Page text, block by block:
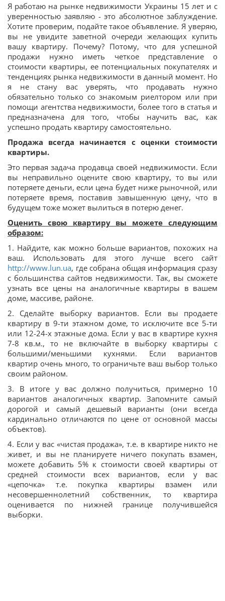
Я работаю на рынке недвижимости Украины 15 лет и с
уверенностью заявляю - это абсолютное заблуждение.
Хотите проверим, подайте такое объявление. Я уверяю,
вы не увидите заветной очереди желающих купить
вашу квартиру. Почему? Потому, что для успешной
продажи нужно иметь четкое представление о
стоимости квартиры, ее потенциальных покупателях и
тенденциях рынка недвижимости в данный момент. Но
я не стану вас уверять, что продавать нужно
обязательно только со знакомым риелтором или при
помощи агентства недвижимости, более того в статья и
предназначена для того, чтобы научить вас, как
успешно продать квартиру самостоятельно.
Продажа всегда начинается с оценки стоимости
квартиры.
Это первая задача продавца своей недвижимости. Если
вы неправильно оцените свою квартиру, то вы или
потеряете деньги, если цена будет ниже рыночной, или
потеряете время, поставив завышенную цену, что в
будущем тоже может вылиться в потерю денег.
Оценить свою квартиру вы можете следующим
образом:
1. Найдите, как можно больше вариантов, похожих на
ваш. Использовать для этого лучше всего сайт
http://www.lun.ua, где собрана общая информация сразу
с большинства сайтов недвижимости. Так, вы сможете
узнать все цены на аналогичные квартиры в вашем
доме, массиве, районе.
2. Сделайте выборку вариантов. Если вы продаете
квартиру в 9-ти этажном доме, то исключите все 5-ти
или 12-24-х этажные дома. Если у вас в квартире кухня
7-8 кв.м., то не включайте в выборку квартиры с
большими/меньшими кухнями. Если вариантов
квартир очень много, то ограничьте ваш выбор только
своим районом.
3. В итоге у вас должно получиться, примерно 10
вариантов аналогичных квартир. Запомните самый
дорогой и самый дешевый варианты (они всегда
кардинально отличаются по цене от основной массы
объектов).
4. Если у вас «чистая продажа», т.е. в квартире никто не
живет, и вы не планируете ничего покупать взамен,
можете добавить 5% к стоимости своей квартиры от
средней стоимости всех вариантов, если у вас
«цепочка» т.е. покупка квартиры взамен или
несовершеннолетний собственник, то квартира
оценивается по нижней границе получившейся
выборки.